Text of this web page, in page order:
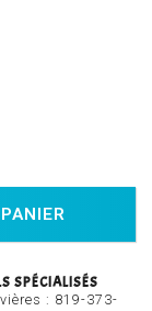
SPÉCIALISÉS
: 819-373-